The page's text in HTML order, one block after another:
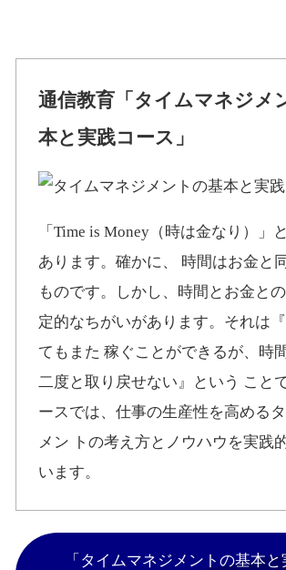
通信教育「タイムマネジメ
本と実践コース」
「Time is Money（時は金なり）」
あります。確かに、 時間はお金と
ものです。しかし、時間とお金と
定的なちがいがあります。それは
てもまた 稼ぐことができるが、時
二度と取り戻せない』という こと
ースでは、仕事の生産性を高める
メン トの考え方とノウハウを実践
います。
「タイムマネジメントの基本